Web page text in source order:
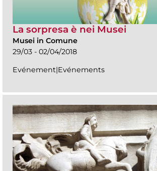
La sorpresa è nei Musei
Musei in Comune
29/03 - 02/04/2018
Evénement|Evénements